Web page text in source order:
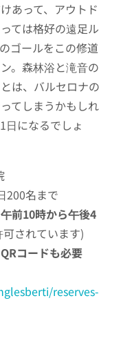
あって、アウトド
ては格好の遠足ル
ゴールをこの修道
。森林浴と滝音の
は、バルセロナの
てしまうかもしれ
日になるでしょ
200名まで
前10時から午後4
されています)
コードも必要
reserves-